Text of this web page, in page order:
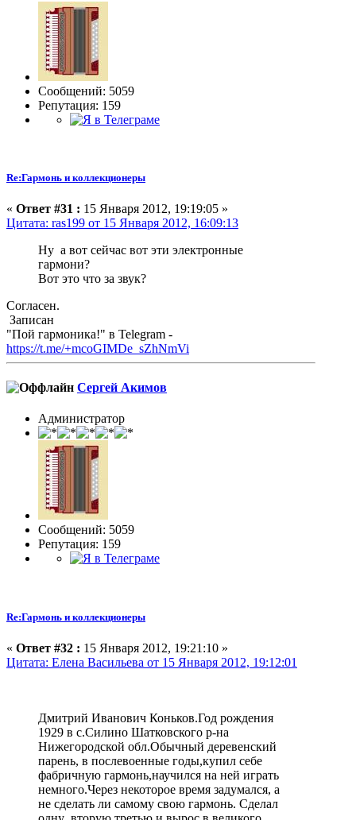
Сообщений: 5059
Репутация: 159
Re:Гармонь и коллекционеры
« Ответ #31 : 15 Января 2012, 19:19:05 »
Цитата: ras199 от 15 Января 2012, 16:09:13
Ну а вот сейчас вот эти электронные
гармони?
Вот это что за звук?
Согласен.
Записан
"Пой гармоника!" в Telegram -
https://t.me/+mcoGIMDe_sZhNmVi
Сергей Акимов
Администратор
Сообщений: 5059
Репутация: 159
Re:Гармонь и коллекционеры
« Ответ #32 : 15 Января 2012, 19:21:10 »
Цитата: Елена Васильева от 15 Января 2012, 19:12:01
Дмитрий Иванович Коньков.Год рождения
1929 в с.Силино Шатковского р-на
Нижегородской обл.Обычный деревенский
парень, в послевоенные годы,купил себе
фабричную гармонь,научился на ней играть
немного.Через некоторое время задумался, а
не сделать ли самому свою гармонь. Сделал